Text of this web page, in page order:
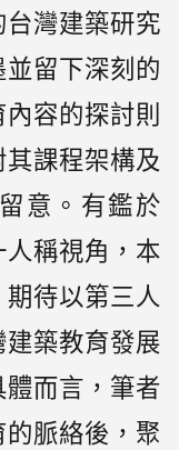
灣建築研究
留下深刻的
容的探討則
課程架構及
意。有鑑於
稱視角，本
待以第三人
築教育發展
而言，筆者
脈絡後，聚